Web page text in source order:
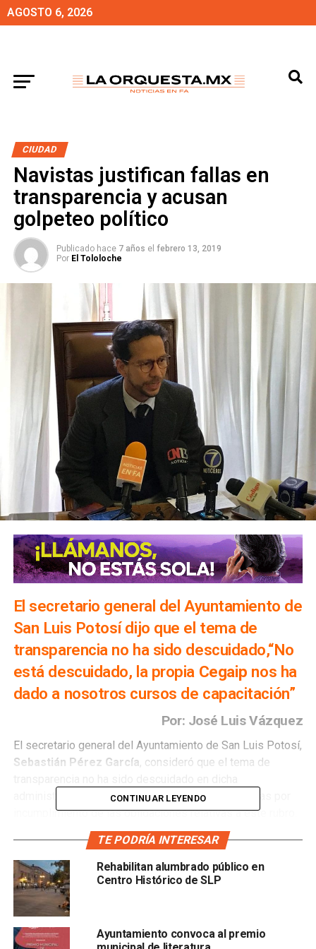
AGOSTO 6, 2026
CIUDAD
Navistas justifican fallas en
transparencia y acusan
golpeteo político
Publicado hace 7 años el febrero 13, 2019
Por El Tololoche
El secretario general del Ayuntamiento de
San Luis Potosí dijo que el tema de
transparencia no ha sido descuidado,“No
está descuidado, la propia Cegaip nos ha
dado a nosotros cursos de capacitación”
Por: José Luis Vázquez
El secretario general del Ayuntamiento de San Luis Potosí,
Sebastián Pérez García, consideró que el tema de
administración, a pesar de que existen 16 denuncias por
incumplimiento de las obligaciones relativas a este rubro.
“No está descuidado, la propiaCegaipnos ha dado a
nosotros cursos de capacitación y hemos tenido también
foros dentro del ayuntamiento, y les puedes preguntar,
ellos han estado capacitando a los propios funcionarios
que están encargados en la unidad de transparencia, ese
es un tema en el que estamos coordinados a ellos”,
explicó.
CONTINUAR LEYENDO
TE PODRÍA INTERESAR
Rehabilitan alumbrado público en
Centro Histórico de SLP
Ayuntamiento convoca al premio